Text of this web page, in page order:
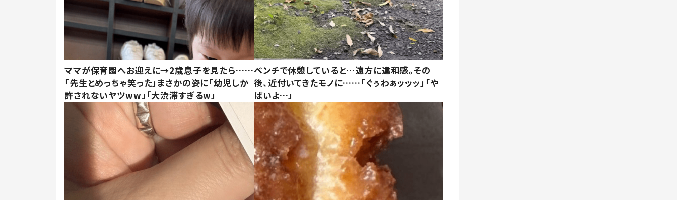
ママが保育園へお迎えに→2歳息子を見たら……
「先生とめっちゃ笑った」まさかの姿に「幼児しか
許されないヤツww」「大渋滞すぎるw」
ベンチで休憩していると…遠方に違和感。その
後、近付いてきたモノに……「ぐぅわぁッッッ」「や
ばいよ…」